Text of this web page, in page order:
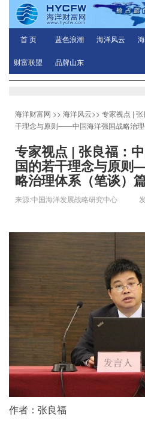
首 页 蓝色浪潮 海洋风云
财富联盟 品牌山东
海洋财富网 >> 海洋风云>> 专家视点 |
干理念与原则——中国海洋强国战略治理
专家视点 | 张良福：
国的若干理念与原
略治理体系（笔谈）
来源:中国海洋发展战略研究中心 发
作者：张良福